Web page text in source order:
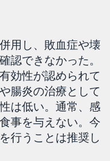
用し、敗血症や壊
認できなかった。
効性が認められて
腸炎の治療として
は低い。通常、感
事を与えない。今
行うことは推奨し